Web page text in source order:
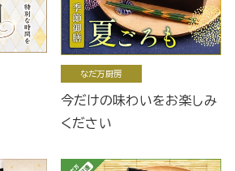
なだ万厨房
今だけの味わいをお楽しみ
ください